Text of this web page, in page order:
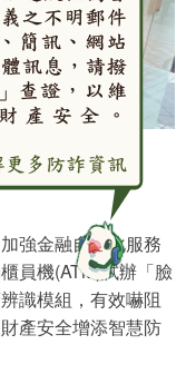
」功能示意圖
強金融自動化服務
員機(ATM)試辦「臉
識模組，有效嚇阻
產安全增添智慧防